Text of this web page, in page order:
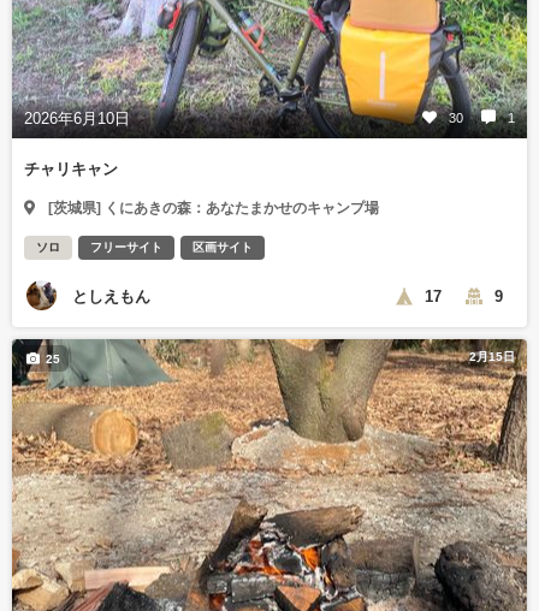
2026年6月10日 30 1
チャリキャン
[茨城県] くにあきの森：あなたまかせのキャンプ場
ソロ フリーサイト 区画サイト
としえもん 17 9
2月15日
25